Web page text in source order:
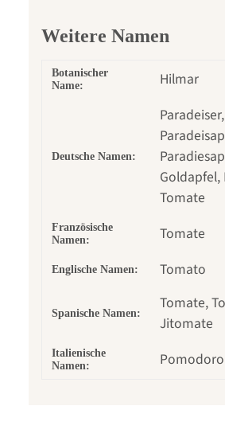
Weitere Namen
Botanischer
Name:
Hilmar
Deutsche Namen:
Paradeiser,
Goldapfel,
Tomate
Französische
Namen:
Tomate
Englische Namen: Tomato
Spanische Namen:
Tomate,
Jitomate
Italienische
Namen:
Pomodoro